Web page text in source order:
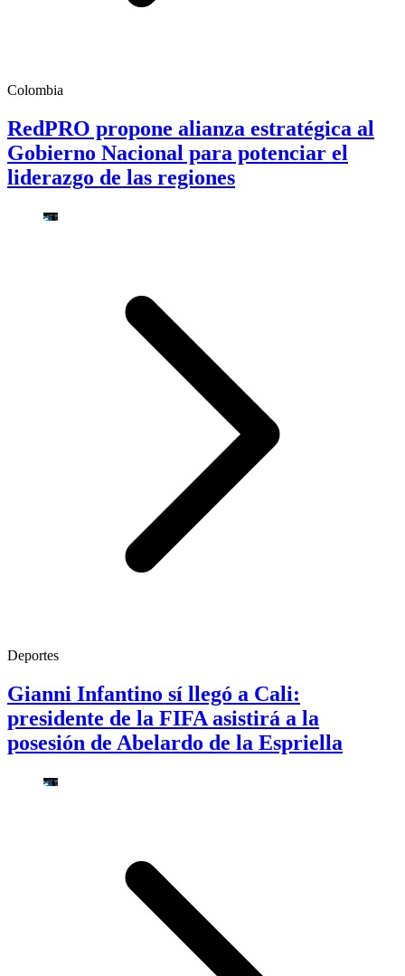
Colombia
RedPRO propone alianza estratégica al
Gobierno Nacional para potenciar el
liderazgo de las regiones
Deportes
Gianni Infantino sí llegó a Cali:
presidente de la FIFA asistirá a la
posesión de Abelardo de la Espriella